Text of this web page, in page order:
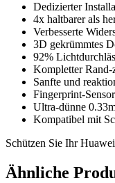
Dedizierter
4x haltbarer als
Verbesserte
3D gekrümmtes
92%
Kompletter Rand-
Sanfte und
Fingerprint-
Ultra-dünne
Kompatibel mit
Schützen Sie Ihr
Ähnliche